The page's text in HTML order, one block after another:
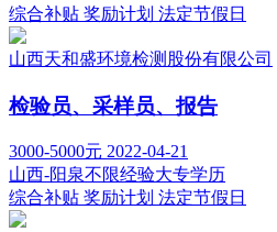
综合补贴 奖励计划 法定节假日
山西天和盛环境检测股份有限公司
检验员、采样员、报告
3000-5000元 2022-04-21
山西-阳泉不限经验大专学历
综合补贴 奖励计划 法定节假日